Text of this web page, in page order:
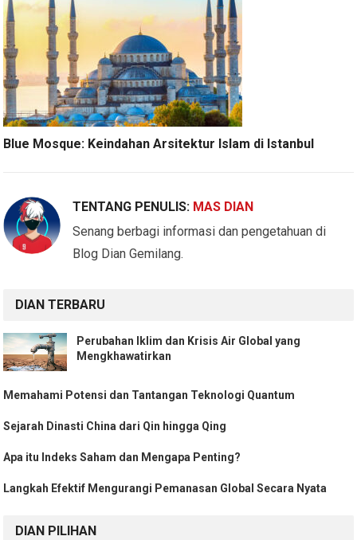
Blue Mosque: Keindahan Arsitektur Islam di Istanbul
TENTANG PENULIS: MAS DIAN
Senang berbagi informasi dan pengetahuan di
Blog Dian Gemilang.
DIAN TERBARU
Perubahan Iklim dan Krisis Air Global yang
Mengkhawatirkan
Memahami Potensi dan Tantangan Teknologi Quantum
Sejarah Dinasti China dari Qin hingga Qing
Apa itu Indeks Saham dan Mengapa Penting?
Langkah Efektif Mengurangi Pemanasan Global Secara Nyata
DIAN PILIHAN